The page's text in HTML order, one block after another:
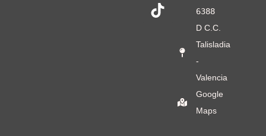
6388
D C.C.
Talisladia
-
Valencia
Google
Maps